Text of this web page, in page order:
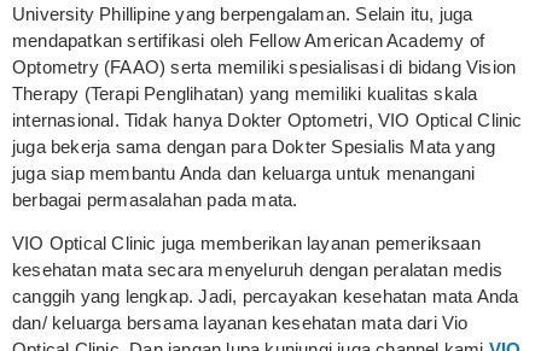
University Phillipine yang berpengalaman. Selain itu, juga
mendapatkan sertifikasi oleh Fellow American Academy of
Optometry (FAAO) serta memiliki spesialisasi di bidang Vision
Therapy (Terapi Penglihatan) yang memiliki kualitas skala
internasional. Tidak hanya Dokter Optometri, VIO Optical Clinic
juga bekerja sama dengan para Dokter Spesialis Mata yang
juga siap membantu Anda dan keluarga untuk menangani
berbagai permasalahan pada mata.
VIO Optical Clinic juga memberikan layanan pemeriksaan
kesehatan mata secara menyeluruh dengan peralatan medis
canggih yang lengkap. Jadi, percayakan kesehatan mata Anda
dan/ keluarga bersama layanan kesehatan mata dari Vio